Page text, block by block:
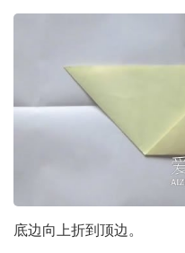
底边向上折到顶边。